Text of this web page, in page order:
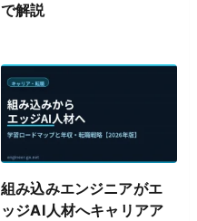
で解説
組み込みエンジニアがエ
ッジAI人材へキャリアア